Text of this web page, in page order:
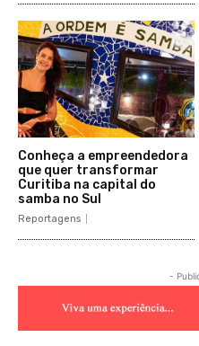
Conheça a empreendedora
que quer transformar
Curitiba na capital do
samba no Sul
Reportagens
-